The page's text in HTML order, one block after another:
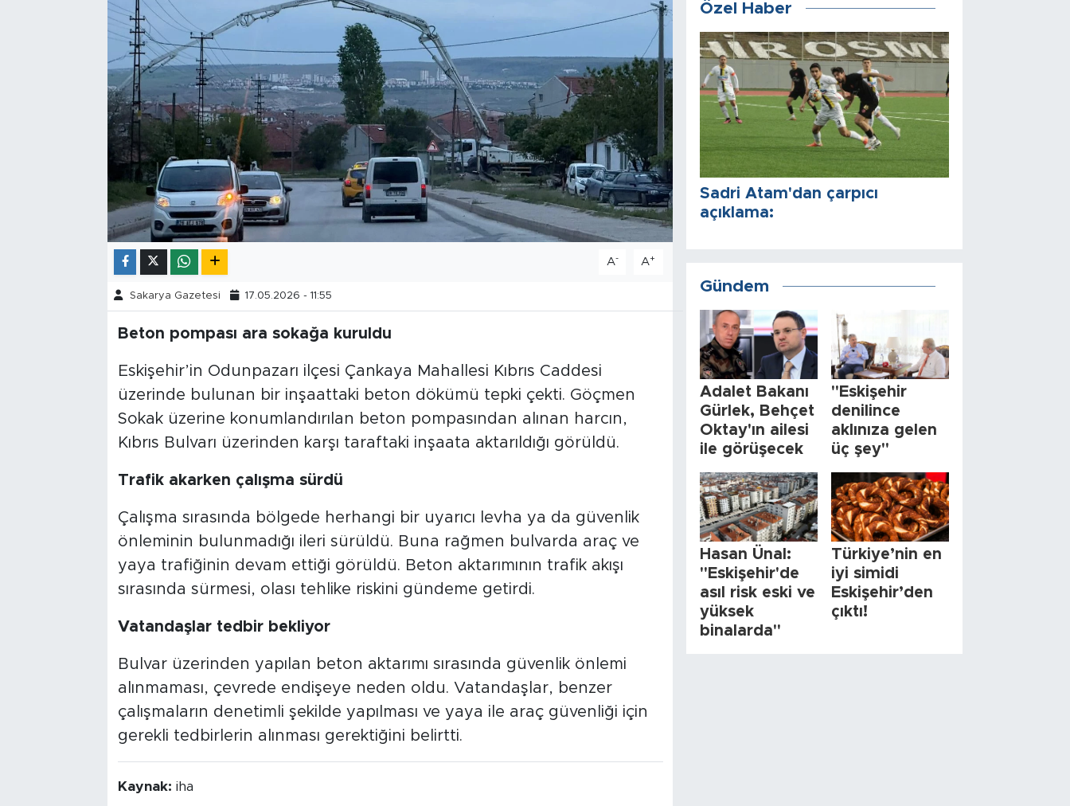
A- A+
Sakarya Gazetesi 17.05.2026 - 11:55
Beton pompası ara sokağa kuruldu
Eskişehir’in Odunpazarı ilçesi Çankaya Mahallesi Kıbrıs Caddesi
üzerinde bulunan bir inşaattaki beton dökümü tepki çekti. Göçmen
Sokak üzerine konumlandırılan beton pompasından alınan harcın,
Kıbrıs Bulvarı üzerinden karşı taraftaki inşaata aktarıldığı görüldü.
Trafik akarken çalışma sürdü
Çalışma sırasında bölgede herhangi bir uyarıcı levha ya da güvenlik
önleminin bulunmadığı ileri sürüldü. Buna rağmen bulvarda araç ve
yaya trafiğinin devam ettiği görüldü. Beton aktarımının trafik akışı
sırasında sürmesi, olası tehlike riskini gündeme getirdi.
Vatandaşlar tedbir bekliyor
Bulvar üzerinden yapılan beton aktarımı sırasında güvenlik önlemi
alınmaması, çevrede endişeye neden oldu. Vatandaşlar, benzer
çalışmaların denetimli şekilde yapılması ve yaya ile araç güvenliği için
gerekli tedbirlerin alınması gerektiğini belirtti.
Kaynak: iha
Özel Haber
Sadri Atam'dan çarpıcı
açıklama:
Gündem
Adalet Bakanı
Gürlek, Behçet
Oktay'ın ailesi
ile görüşecek
"Eskişehir
denilince
aklınıza gelen
üç şey"
Hasan Ünal:
"Eskişehir'de
asıl risk eski ve
yüksek
binalarda"
Türkiye’nin en
iyi simidi
Eskişehir’den
çıktı!
Resmi İlanlar
Foto Şaka